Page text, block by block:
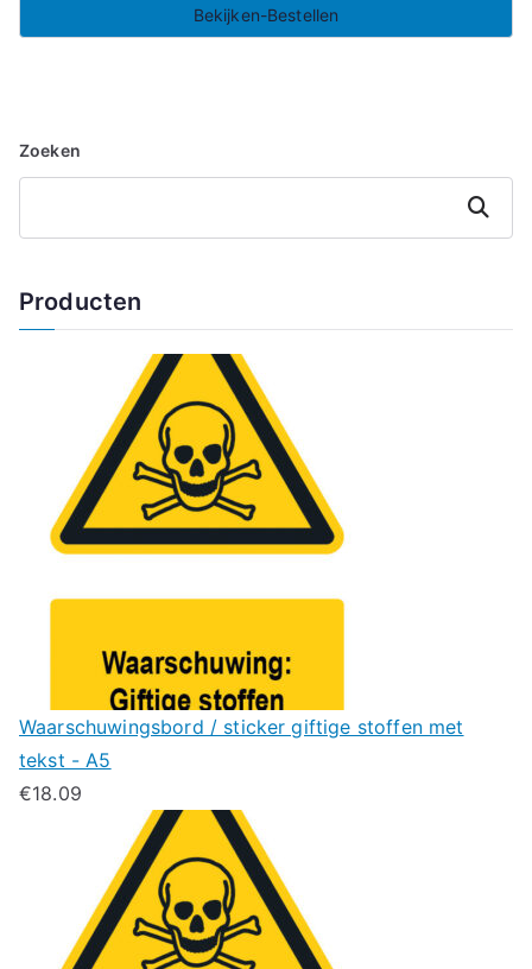
Bekijken-Bestellen
Zoeken
Zoeken
Producten
Waarschuwingsbord / sticker giftige stoffen met
tekst - A5
€18.09